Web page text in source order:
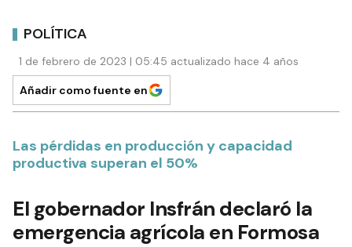
POLÍTICA
1 de febrero de 2023 | 05:45 actualizado hace 4 años
Añadir como fuente en
Las pérdidas en producción y capacidad
productiva superan el 50%
El gobernador Insfrán declaró la
emergencia agrícola en Formosa